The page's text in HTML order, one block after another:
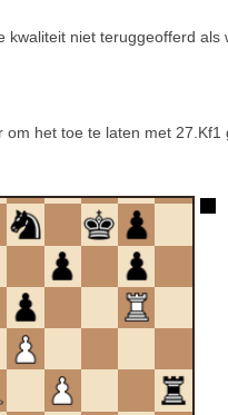
niet teruggeofferd
het toe te laten met 27.Kf1